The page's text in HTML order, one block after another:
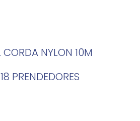
CORDA NYLON 10M
PRENDEDORES